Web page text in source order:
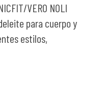
VERO NOLI
para cuerpo y
estilos,